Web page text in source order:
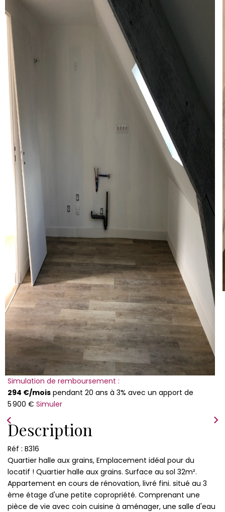
Qui Sommes-Nous ?
Notre Équipe
Nos Actualités
Nos Partenaires
Simulation de remboursement :
294 €/mois pendant 20 ans à 3% avec un apport de
5 900 € Simuler
Description
Réf : B316
Quartier halle aux grains, Emplacement idéal pour du
locatif ! Quartier halle aux grains. Surface au sol 32m².
Appartement en cours de rénovation, livré fini. situé au 3
ème étage d'une petite copropriété. Comprenant une
pièce de vie avec coin cuisine à aménager, une salle d'eau